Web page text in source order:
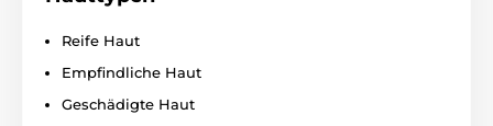
Reife Haut
Empfindliche Haut
Geschädigte Haut